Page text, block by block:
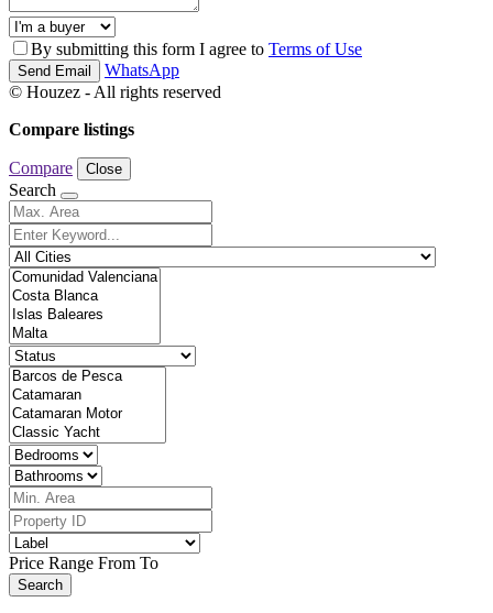
By submitting this form I agree to Terms of Use
Send Email
WhatsApp
© Houzez - All rights reserved
Compare listings
Compare Close
Search
Price Range From To
Search